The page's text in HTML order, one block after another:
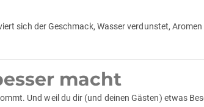
sich der Geschmack, Wasser verdunstet,
macht
Und weil du dir (und deinen Gästen) etwas